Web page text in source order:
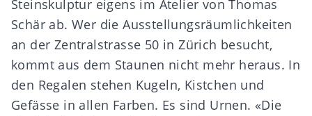
Steinskulptur eigens im Atelier von Thomas
Schär ab. Wer die Ausstellungsräumlichkeiten
an der Zentralstrasse 50 in Zürich besucht,
kommt aus dem Staunen nicht mehr heraus. In
den Regalen stehen Kugeln, Kistchen und
Gefässe in allen Farben. Es sind Urnen. «Die